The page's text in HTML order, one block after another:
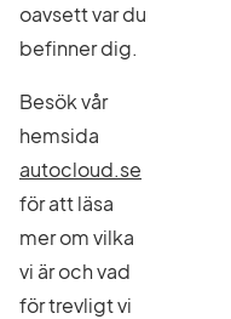
oavsett var du
befinner dig.
Besök vår
hemsida
autocloud.se
för att läsa
mer om vilka
vi är och vad
för trevligt vi